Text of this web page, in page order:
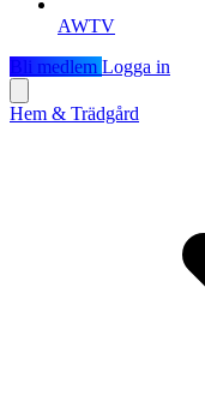
AWTV
Bli medlem Logga in
Hem & Trädgård